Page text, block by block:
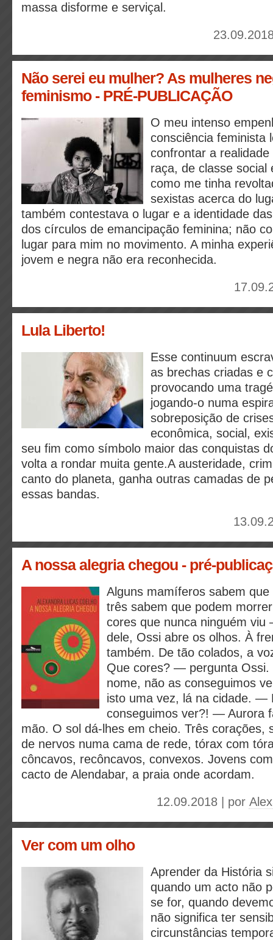
massa disforme e serviçal.
Não serei eu mulher? As mulheres
feminismo - PRÉ-PUBLICAÇÃO
O meu intenso
consciência feminista
confrontar a
raça, de classe social
como me tinha
sexistas acerca do
também contestava o lugar e a identidade
dos círculos de emancipação feminina; não
lugar para mim no movimento. A minha
jovem e negra não era reconhecida.
Lula Liberto!
Esse continuum
as brechas criadas e
provocando uma
jogando-o numa
sobreposição de
econômica, social,
seu fim como símbolo maior das conquistas
volta a rondar muita gente.A austeridade,
canto do planeta, ganha outras camadas de
essas bandas.
A nossa alegria chegou - pré-
Alguns mamíferos sabem
três sabem que podem
cores que nunca ninguém
dele, Ossi abre os olhos. À
também. De tão colados, a
Que cores? — pergunta
nome, não as conseguimos
isto uma vez, lá na cidade. —
conseguimos ver?! — Aurora
mão. O sol dá-lhes em cheio. Três corações,
de nervos numa cama de rede, tórax com
côncavos, recôncavos, convexos. Jovens
cacto de Alendabar, a praia onde acordam.
12.09.2018 | por
Ver com um olho
Aprender da História
quando um acto não
se for, quando
não significa ter
circunstâncias